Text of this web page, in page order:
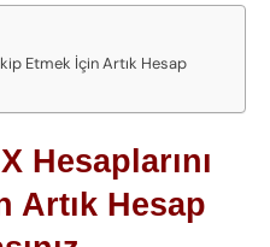
Etmek İçin Artık Hesap
Hesaplarını
Artık Hesap